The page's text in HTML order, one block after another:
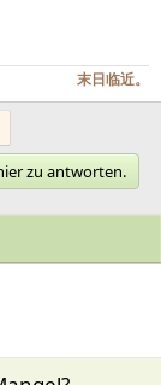
末日临近。
zu antworten.